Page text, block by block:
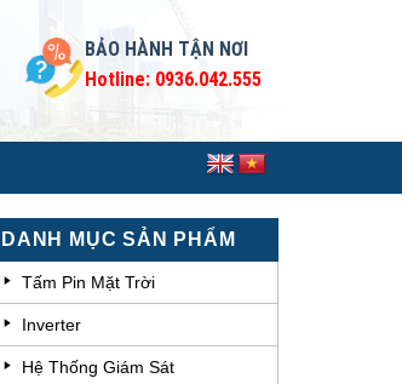
BẢO HÀNH TẬN NƠI
Hotline: 0936.042.555
DANH MỤC SẢN PHẨM
Tấm Pin Mặt Trời
Inverter
Hệ Thống Giám Sát